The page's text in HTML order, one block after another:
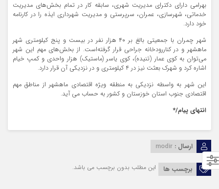
بهرامی دارای دکترای مدیریت شهری، سابقه کار در تمام بخش‌های مدیریت
خدماتی، شهرسازی، عمران، سرپرستی و مدیریت شهرداری ایذه را در کارنامه
خود دارد.
شهر چمران با جمعیتی بالغ بر ۴۰ هزار نفر در بیست و پنج کیلومتری شهر
ماهشهر و در کناررودخانه جراحی قرار گرفته‌است. از بخش‌های مهم این شهر
می‌توان به کوی عمار (تنیده)، کوی یاسر (ماستیک) هزار واحدی و کمپ خیام
اشاره کرد و شهرک بعثت نیز در ۴ کیلومتری و در نزدیکی آن قرار دارد.
این شهر به واسطه نزدیکی به منطقه ویژه اقتصادی ماهشهر از مناطق مهم
اقتصادی جنوب استان خوزستان و کشور به حساب می آید.
انتهای پیام/*
ارسال : modir
برچسب ها این مطلب بدون برچسب می باشد.